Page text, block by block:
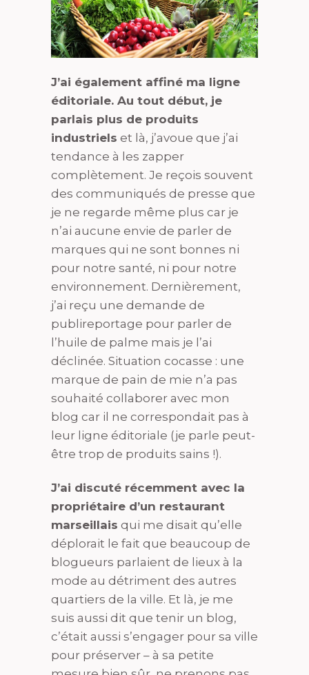
J’ai également affiné ma ligne
éditoriale. Au tout début, je
parlais plus de produits
industriels et là, j’avoue que j’ai
tendance à les zapper
complètement. Je reçois souvent
des communiqués de presse que
je ne regarde même plus car je
n’ai aucune envie de parler de
marques qui ne sont bonnes ni
pour notre santé, ni pour notre
environnement. Dernièrement,
j’ai reçu une demande de
publireportage pour parler de
l’huile de palme mais je l’ai
déclinée. Situation cocasse : une
marque de pain de mie n’a pas
souhaité collaborer avec mon
blog car il ne correspondait pas à
leur ligne éditoriale (je parle peut-
être trop de produits sains !).
J’ai discuté récemment avec la
propriétaire d’un restaurant
marseillais qui me disait qu’elle
déplorait le fait que beaucoup de
blogueurs parlaient de lieux à la
mode au détriment des autres
quartiers de la ville. Et là, je me
suis aussi dit que tenir un blog,
c’était aussi s’engager pour sa ville
pour préserver – à sa petite